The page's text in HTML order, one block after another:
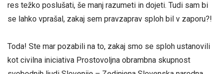
res težko poslušati, še manj razumeti in dojeti. Tudi sam bi
se lahko vprašal, zakaj sem pravzaprav sploh bil v zaporu?!
Toda! Ste mar pozabili na to, zakaj smo se sploh ustanovili
kot civilna iniciativa Prostovoljna obrambna skupnost